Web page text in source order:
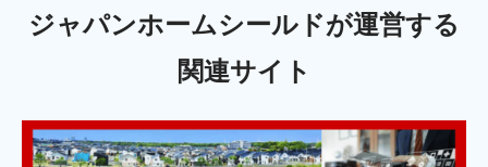
ジャパンホームシールドが運営する
関連サイト